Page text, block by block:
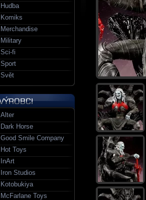
Hudba
Komiks
Merchandise
Military
Sci-fi
Sport
Svět
Alter
Dark Horse
Good Smile Company
Hot Toys
InArt
Iron Studios
Kotobukiya
McFarlane Toys